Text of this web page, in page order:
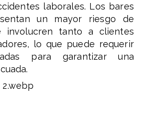
laborales. Los bares
un mayor riesgo de
involucren tanto a clientes
lo que puede requerir
para garantizar una